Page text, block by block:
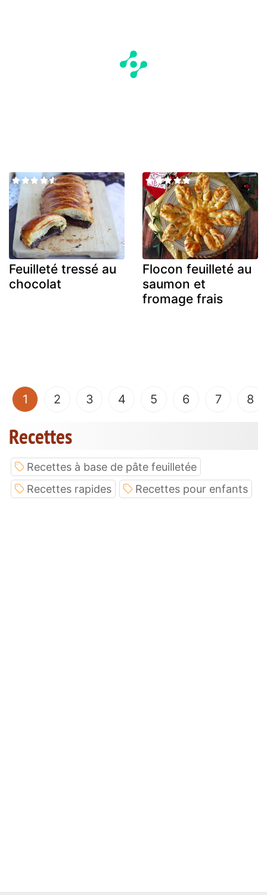
Feuilleté tressé au
chocolat
Flocon feuilleté au
saumon et
fromage frais
1 (current)
2 3 4 5 6 7 8
Recettes
Recettes à base de pâte feuilletée
Recettes rapides
Recettes pour enfants